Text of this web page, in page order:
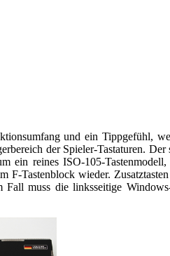
und ein Tippgefühl,
der Spieler-Tastaturen.
reines ISO-105-
Tastenblock wieder.
muss die linksseitige